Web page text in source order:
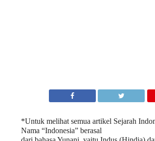
*Untuk melihat semua artikel Sejarah
Nama “Indonesia” berasal